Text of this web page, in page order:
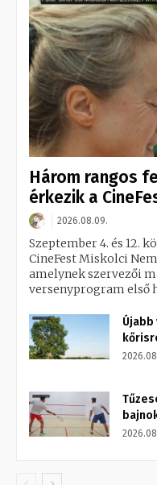
Három rangos
érkezik a
2026.08.09.
Szeptember 4. és 12.
CineFest Miskolci
amelynek szervezői
versenyprogram első